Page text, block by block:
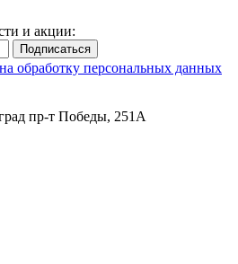
и акции:
Подписаться
обработку персональных данных
пр-т Победы, 251А